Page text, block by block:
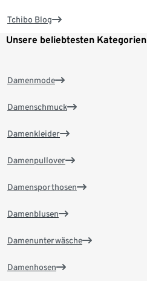
Tchibo Blog
Unsere beliebtesten Kategorien
Damenmode
Damenschmuck
Damenkleider
Damenpullover
Damensporthosen
Damenblusen
Damenunterwäsche
Damenhosen